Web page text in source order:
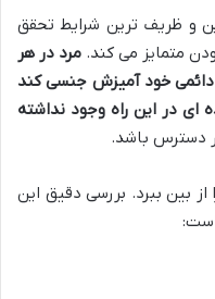
و ظریف ترین شرایط تحقق
متمایز می کند. مرد در هر
دائمی خود آمیزش جنسی کند
ای در این راه وجود نداشته
دسترس باشد.
بین ببرد. بررسی دقیق این